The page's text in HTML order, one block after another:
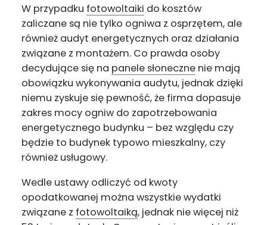
W przypadku fotowoltaiki do kosztów
zaliczane są nie tylko ogniwa z osprzętem, ale
również audyt energetycznych oraz działania
związane z montażem. Co prawda osoby
decydujące się na panele słoneczne nie mają
obowiązku wykonywania audytu, jednak dzięki
niemu zyskuje się pewność, że firma dopasuje
zakres mocy ogniw do zapotrzebowania
energetycznego budynku – bez względu czy
będzie to budynek typowo mieszkalny, czy
również usługowy.
Wedle ustawy odliczyć od kwoty
opodatkowanej można wszystkie wydatki
związane z fotowoltaiką, jednak nie więcej niż